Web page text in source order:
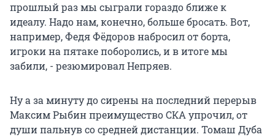
прошлый раз мы сыграли гораздо ближе к
идеалу. Надо нам, конечно, больше бросать. Вот,
например, Федя Фёдоров набросил от борта,
игроки на пятаке поборолись, и в итоге мы
забили, - резюмировал Непряев.
Ну а за минуту до сирены на последний перерыв
Максим Рыбин преимущество СКА упрочил, от
души пальнув со средней дистанции. Томаш Дуба